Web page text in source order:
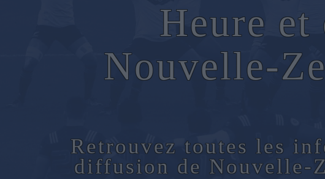
Heure
Nouvelle-
Retrouvez toutes les
diffusion de Nouvelle-